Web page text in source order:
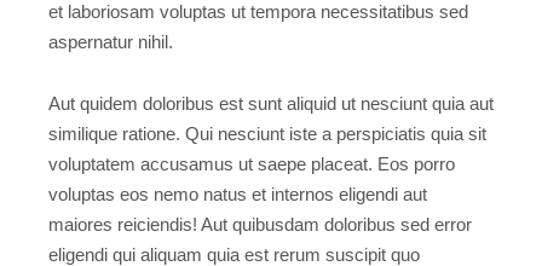
et laboriosam voluptas ut tempora necessitatibus sed
aspernatur nihil.
Aut quidem doloribus est sunt aliquid ut nesciunt quia aut
similique ratione. Qui nesciunt iste a perspiciatis quia sit
voluptatem accusamus ut saepe placeat. Eos porro
voluptas eos nemo natus et internos eligendi aut
maiores reiciendis! Aut quibusdam doloribus sed error
eligendi qui aliquam quia est rerum suscipit quo